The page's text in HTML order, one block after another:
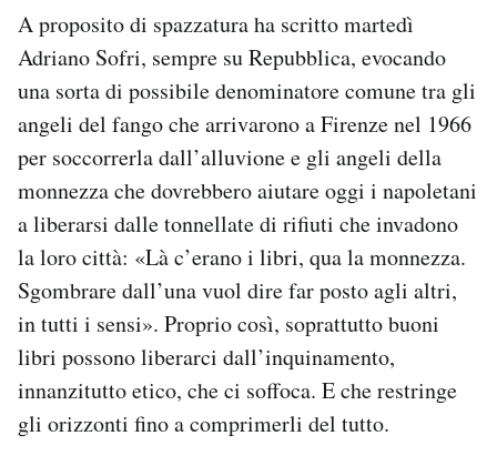
A proposito di spazzatura ha scritto martedì
Adriano Sofri, sempre su Repubblica, evocando
una sorta di possibile denominatore comune tra gli
angeli del fango che arrivarono a Firenze nel 1966
per soccorrerla dall’alluvione e gli angeli della
monnezza che dovrebbero aiutare oggi i napoletani
a liberarsi dalle tonnellate di rifiuti che invadono
la loro città: «Là c’erano i libri, qua la monnezza.
Sgombrare dall’una vuol dire far posto agli altri,
in tutti i sensi». Proprio così, soprattutto buoni
libri possono liberarci dall’inquinamento,
innanzitutto etico, che ci soffoca. E che restringe
gli orizzonti fino a comprimerli del tutto.